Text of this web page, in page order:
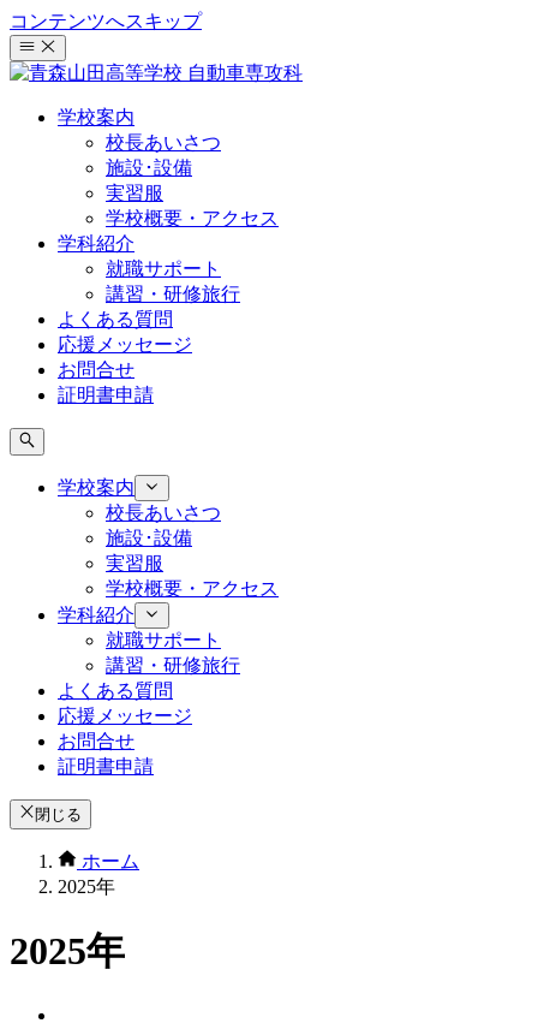
コンテンツへスキップ
学校案内
校長あいさつ
施設･設備
実習服
学校概要・アクセス
学科紹介
就職サポート
講習・研修旅行
よくある質問
応援メッセージ
お問合せ
証明書申請
学校案内
校長あいさつ
施設･設備
実習服
学校概要・アクセス
学科紹介
就職サポート
講習・研修旅行
よくある質問
応援メッセージ
お問合せ
証明書申請
閉じる
ホーム
2025年
2025年